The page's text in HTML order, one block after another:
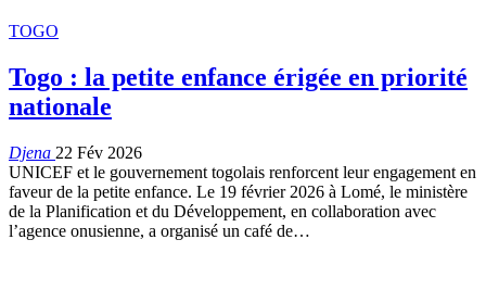
TOGO
Togo : la petite enfance érigée en priorité
nationale
Djena 22 Fév 2026
UNICEF et le gouvernement togolais renforcent leur engagement en
faveur de la petite enfance. Le 19 février 2026 à Lomé, le ministère
de la Planification et du Développement, en collaboration avec
l’agence onusienne, a organisé un café de…